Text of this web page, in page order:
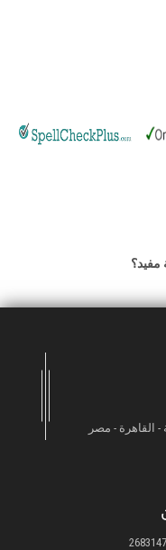
الدراسات العليا
- القاهرة - مصر